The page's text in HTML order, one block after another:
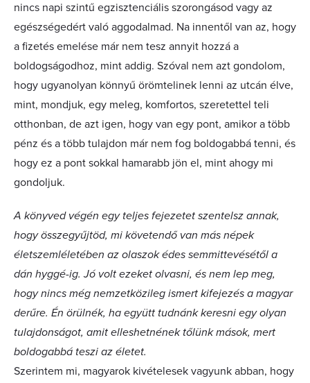
nincs napi szintű egzisztenciális szorongásod vagy az
egészségedért való aggodalmad. Na innentől van az, hogy
a fizetés emelése már nem tesz annyit hozzá a
boldogságodhoz, mint addig. Szóval nem azt gondolom,
hogy ugyanolyan könnyű örömtelinek lenni az utcán élve,
mint, mondjuk, egy meleg, komfortos, szeretettel teli
otthonban, de azt igen, hogy van egy pont, amikor a több
pénz és a több tulajdon már nem fog boldogabbá tenni, és
hogy ez a pont sokkal hamarabb jön el, mint ahogy mi
gondoljuk.
A könyved végén egy teljes fejezetet szentelsz annak,
hogy összegyűjtöd, mi követendő van más népek
életszemléletében az olaszok édes semmittevésétől a
dán hyggé-ig. Jó volt ezeket olvasni, és nem lep meg,
hogy nincs még nemzetközileg ismert kifejezés a magyar
derűre. Én örülnék, ha együtt tudnánk keresni egy olyan
tulajdonságot, amit elleshetnének tőlünk mások, mert
boldogabbá teszi az életet.
Szerintem mi, magyarok kivételesek vagyunk abban, hogy